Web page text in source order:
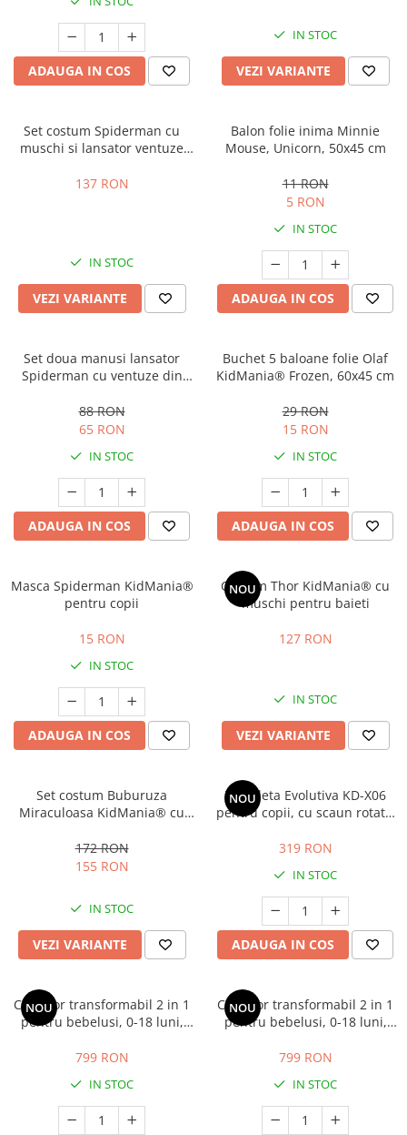
Costume Printi
Costume Vrajitoare Copii
Costume pentru Halloween
Costume Populare
Baloane latex
Pinata petreceri
ADAUGA IN COS
IN STOC
VEZI VARIANTE
Set costum Spiderman cu
muschi si lansator ventuze
137 RON
IN STOC
VEZI VARIANTE
Balon folie inima Minnie
Mouse, Unicorn, 50x45 cm
11 RON
5 RON
IN STOC
ADAUGA IN COS
Set doua manusi lansator
Spiderman cu ventuze din
copii
88 RON
65 RON
IN STOC
ADAUGA IN COS
Buchet 5 baloane folie Olaf
KidMania® Frozen, 60x45 cm
29 RON
15 RON
IN STOC
ADAUGA IN COS
Masca Spiderman KidMania®
pentru copii
15 RON
IN STOC
ADAUGA IN COS
NOU
Costum Thor KidMania® cu
muschi pentru baieti
127 RON
IN STOC
VEZI VARIANTE
Set costum Buburuza
Miraculoasa KidMania® cu
172 RON
155 RON
IN STOC
VEZI VARIANTE
NOU
Tricicleta Evolutiva KD-X06
pentru copii, cu scaun rotativ
din cauciuc, 9 luni – 6 ani, gri
319 RON
IN STOC
ADAUGA IN COS
NOU
Carucior transformabil 2 in 1
pentru bebelusi, 0-18 luni,
799 RON
IN STOC
NOU
Carucior transformabil 2 in 1
pentru bebelusi, 0-18 luni,
799 RON
IN STOC